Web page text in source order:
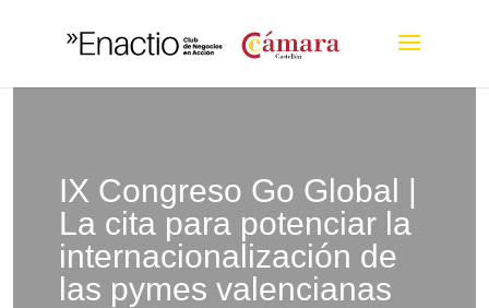
IX Congreso Go Global |
La cita para potenciar la
internacionalización de
las pymes valencianas